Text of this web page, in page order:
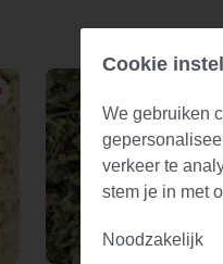
Cookie
We gebruiken
verkeer te
stem je in met
Noodzakelijk